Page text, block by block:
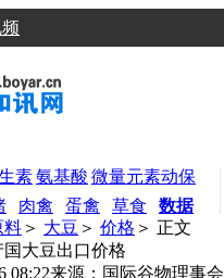
素氨基酸 微量元素动保
肉禽 蛋禽 草食 数据
料 ＞ 大豆 ＞ 价格 ＞ 正文
大豆出口价格
08:22来源：国际谷物理事会